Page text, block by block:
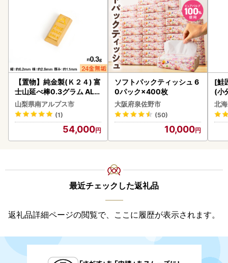
【置物】純金製(Ｋ２４) 富
士山延べ棒0.3グラム ALP
BK193
山梨県南アルプス市
(1)
54,000
ソフトパックティッシュ 6
0パック×400枚
大阪府泉佐野市
(50)
10,000
[鮭
(小
5
北
最近チェックした返礼品
返礼品詳細ページの閲覧で、ここに履歴が表示されます。